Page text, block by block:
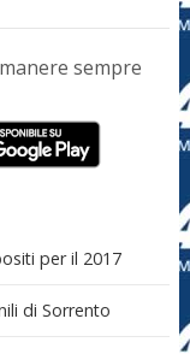
sempre
per il 2017
di Sorrento